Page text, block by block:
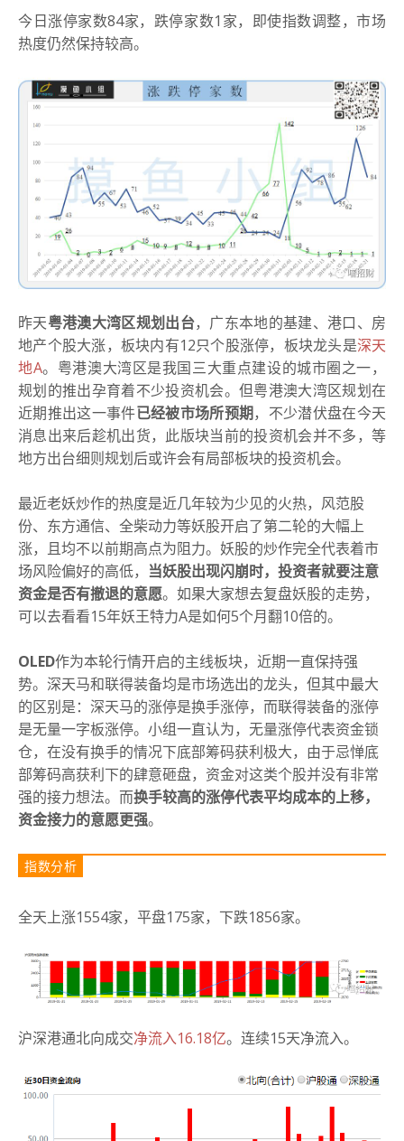
今日涨停家数84家，跌停家数1家，即使指数调整，市场
热度仍然保持较高。
昨天粤港澳大湾区规划出台，广东本地的基建、港口、房
地产个股大涨，板块内有12只个股涨停，板块龙头是深天
地A。粤港澳大湾区是我国三大重点建设的城市圈之一，
规划的推出孕育着不少投资机会。但粤港澳大湾区规划在
近期推出这一事件已经被市场所预期，不少潜伏盘在今天
消息出来后趁机出货，此版块当前的投资机会并不多，等
地方出台细则规划后或许会有局部板块的投资机会。
最近老妖炒作的热度是近几年较为少见的火热，风范股
份、东方通信、全柴动力等妖股开启了第二轮的大幅上
涨，且均不以前期高点为阻力。妖股的炒作完全代表着市
场风险偏好的高低， 当妖股出现闪崩时，投资者就要注意
资金是否有撤退的意愿。如果大家想去复盘妖股的走势，
可以去看看15年妖王特力A是如何5个月翻10倍的。
OLED作为本轮行情开启的主线板块，近期一直保持强
势。深天马和联得装备均是市场选出的龙头，但其中最大
的区别是：深天马的涨停是换手涨停，而联得装备的涨停
是无量一字板涨停。小组一直认为，无量涨停代表资金锁
仓，在没有换手的情况下底部筹码获利极大，由于忌惮底
部筹码高获利下的肆意砸盘，资金对这类个股并没有非常
强的接力想法。而换手较高的涨停代表平均成本的上移，
资金接力的意愿更强。
指数分析
全天上涨1554家，平盘175家，下跌1856家。
沪深港通北向成交净流入16.18亿。连续15天净流入。